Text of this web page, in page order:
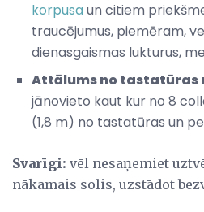
korpusaun citiem
traucējumus, piemēram,
dienasgaismas lukturus,
Attālums no tastatūras
jānovieto kaut kur no 8
(1,8 m) no tastatūras un
Svarīgi: vēl nesaņemiet
nākamais solis, uzstādot